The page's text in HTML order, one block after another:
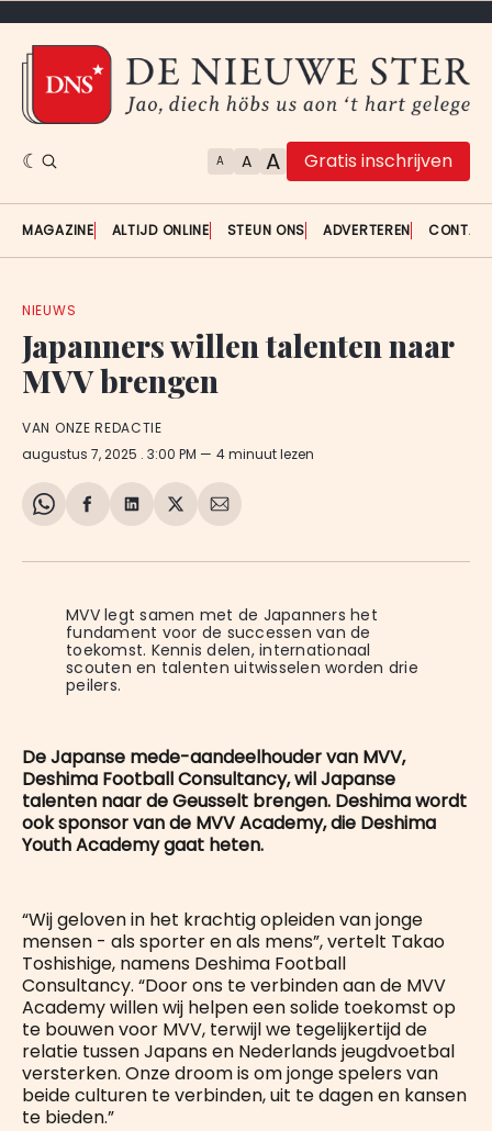
A A A Gratis inschrijven
MAGAZINE ALTIJD ONLINE STEUN ONS ADVERTEREN
NIEUWS
Japanners willen talenten naar
MVV brengen
VAN ONZE REDACTIE
augustus 7, 2025 . 3:00 PM 4 minuut lezen
Share
WhatsApp
Delen
Facebook
Delen
LinkedIn
Share
X
Deel
E-
MVV legt samen met de Japanners het
fundament voor de successen van de
toekomst. Kennis delen, internationaal
scouten en talenten uitwisselen worden drie
peilers.
De Japanse mede-aandeelhouder van MVV,
Deshima Football Consultancy, wil Japanse
talenten naar de Geusselt brengen. Deshima wordt
ook sponsor van de MVV Academy, die Deshima
Youth Academy gaat heten.
“Wij geloven in het krachtig opleiden van jonge
mensen - als sporter en als mens”, vertelt Takao
Toshishige, namens Deshima Football
Consultancy. “Door ons te verbinden aan de MVV
Academy willen wij helpen een solide toekomst op
te bouwen voor MVV, terwijl we tegelijkertijd de
relatie tussen Japans en Nederlands jeugdvoetbal
versterken. Onze droom is om jonge spelers van
beide culturen te verbinden, uit te dagen en kansen
te bieden.”